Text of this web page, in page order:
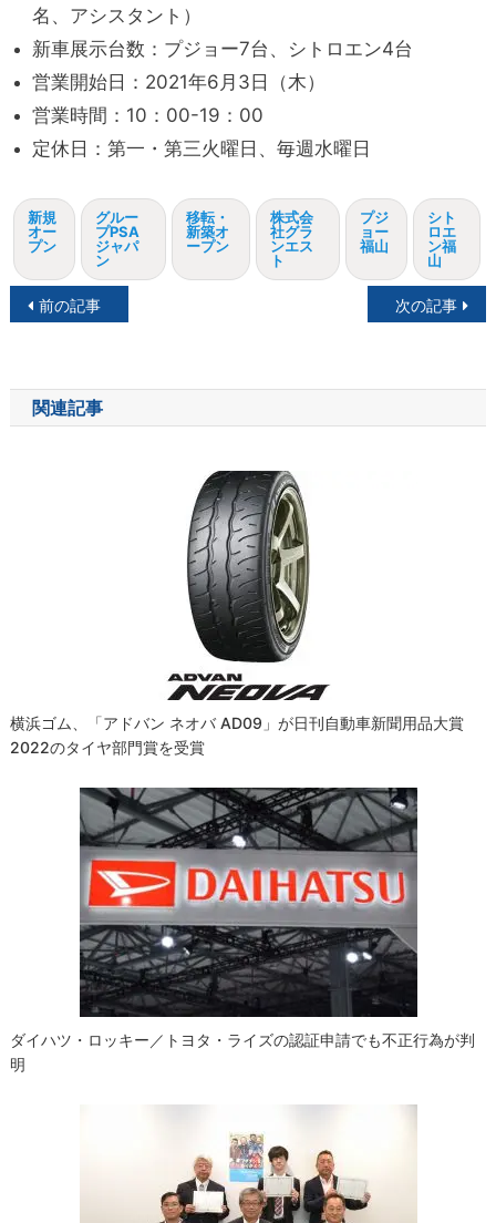
名、アシスタント）
新車展示台数：プジョー7台、シトロエン4台
営業開始日：2021年6月3日（木）
営業時間：10：00-19：00
定休日：第一・第三火曜日、毎週水曜日
新規
オー
プン
グルー
プPSA
ジャパ
ン
移転・
新築オ
ープン
株式会
社グラ
ンエス
ト
プジ
ョー
福山
シト
ロエ
ン福
山
投
ナ
ビ
前の記事 次の記事
関連記事
横浜ゴム、「アドバン ネオバ AD09」が日刊自動車新聞用品大賞
2022のタイヤ部門賞を受賞
ダイハツ・ロッキー／トヨタ・ライズの認証申請でも不正行為が判
明